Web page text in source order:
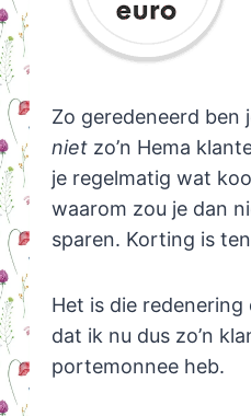
Zo geredeneerd ben
nietzo’n Hema
je regelmatig wat
waarom zou je dan
sparen. Korting is
Het is die
dat ik nu dus zo’n
portemonnee heb.